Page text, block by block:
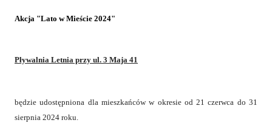
Akcja "Lato w Mieście 2024"
Pływalnia Letnia przy ul. 3 Maja 41
będzie udostępniona dla mieszkańców w okresie od 21 czerwca do 31
sierpnia 2024 roku.